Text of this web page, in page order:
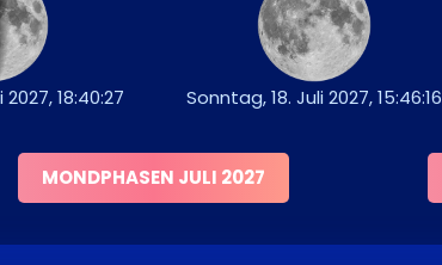
18:40:27 Sonntag, 18. Juli 2027, 15:46:16
MONDPHASEN JULI 2027